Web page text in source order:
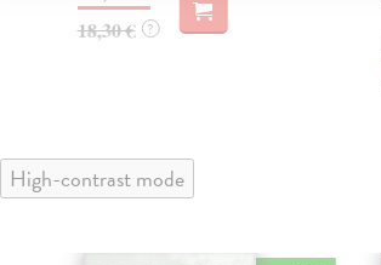
18,30 € ?
High-contrast mode